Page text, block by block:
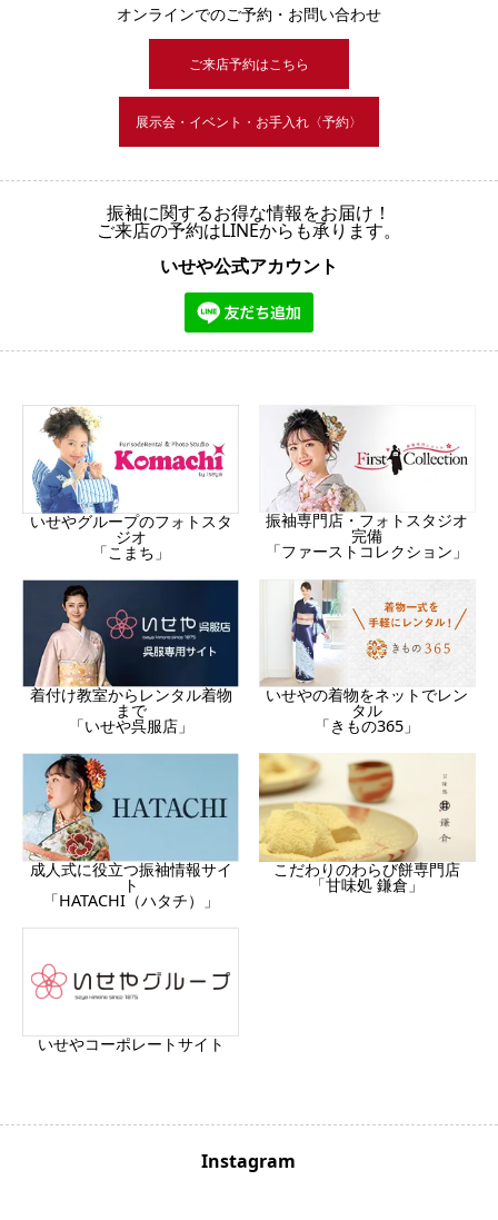
オンラインでのご予約・お問い合わせ
ご来店予約はこちら
展示会・イベント・お手入れ〈予約〉
振袖に関するお得な情報をお届け！
ご来店の予約はLINEからも承ります。
いせや公式アカウント
いせやグループのフォトスタ
ジオ
「こまち」
振袖専門店・フォトスタジオ
完備
「ファーストコレクション」
着付け教室からレンタル着物
まで
「いせや呉服店」
いせやの着物をネットでレン
タル
「きもの365」
成人式に役立つ振袖情報サイ
ト
「HATACHI（ハタチ）」
こだわりのわらび餅専門店
「甘味処 鎌倉」
いせやコーポレートサイト
Instagram